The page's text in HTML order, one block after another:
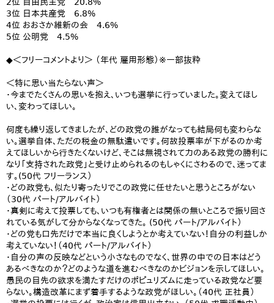
3位 日本共産党 6.8%
4位 おおさか維新の会 4.6%
5位 公明党 4.5%
◆＜フリーコメントより＞ （年代 雇用形態）※一部抜粋
＜特に思い当たらない声＞
・今までたくさんの思いを抱え、いつも選挙に行っていました。変えてほし
い、変わってほしい。
何度も繰り返してきましたが、どの政党の誰がなっても結局何も変わらな
い。選挙自体、ただの税金の無駄遣いです。何故投票率が下がるのか考
えてほしいから行きたくないけど、そこは無視されて力のある政党の勝利に
なり「支持された政党」と受け止められるのもしゃくにさわるので、迷ってま
す。(50代 フリーランス）
・どの政党も、似たり寄ったりでこの政党に任せたいと思うところがない
（30代 パート/アルバイト）
・真剣に考えて投票しても、いつも有権者とは関係の無いところで振り回さ
れている気がして分からなくなってきた。 (50代 パート/アルバイト）
・どの党も口先だけで本当に良くしようとか考えていない！自分の利益しか
考えていない！（40代 パート/アルバイト）
・自分の声の反映などという小さなものでなく、世界の中での日本はどう
あるべきなのか？どのような道を進むべきなのかビジョンを示してほしい。
愚民の目先の欲求を満たすだけのポピュリズムに走っている政党など要
らない。構造改革にまず着手するような政党がほしい。（40代 正社員）